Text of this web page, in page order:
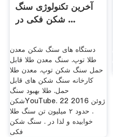
آخرین تکنولوژی سنگ
شکن فکی در ...
دستگاه های سنگ شکن معدن
طلا توپ. سنگ معدن طلا قابل
حمل سنگ شکن توپ. معدن طلا
کارخانه سنگ شکن های قابل
حمل. طلا بهبود سنگ
شکنYouTube. 22 ژوئن 2016
. حدود ۲ میلیون تن سنگ طلا
خوابیده و لذا در . سنگ شکن
فکی